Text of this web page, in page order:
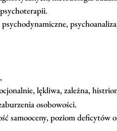
lękliwa, zależna,
osobowości.
samooceny, poziom